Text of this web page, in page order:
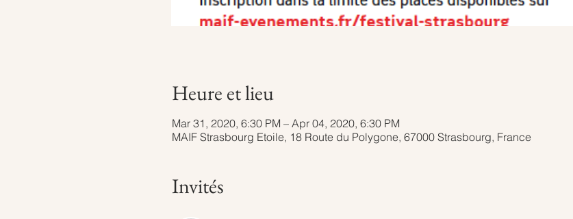
Heure et lieu
Mar 31, 2020, 6:30 PM – Apr 04, 2020, 6:30 PM
MAIF Strasbourg Etoile, 18 Route du Polygone, 67000 Strasbourg, France
Invités